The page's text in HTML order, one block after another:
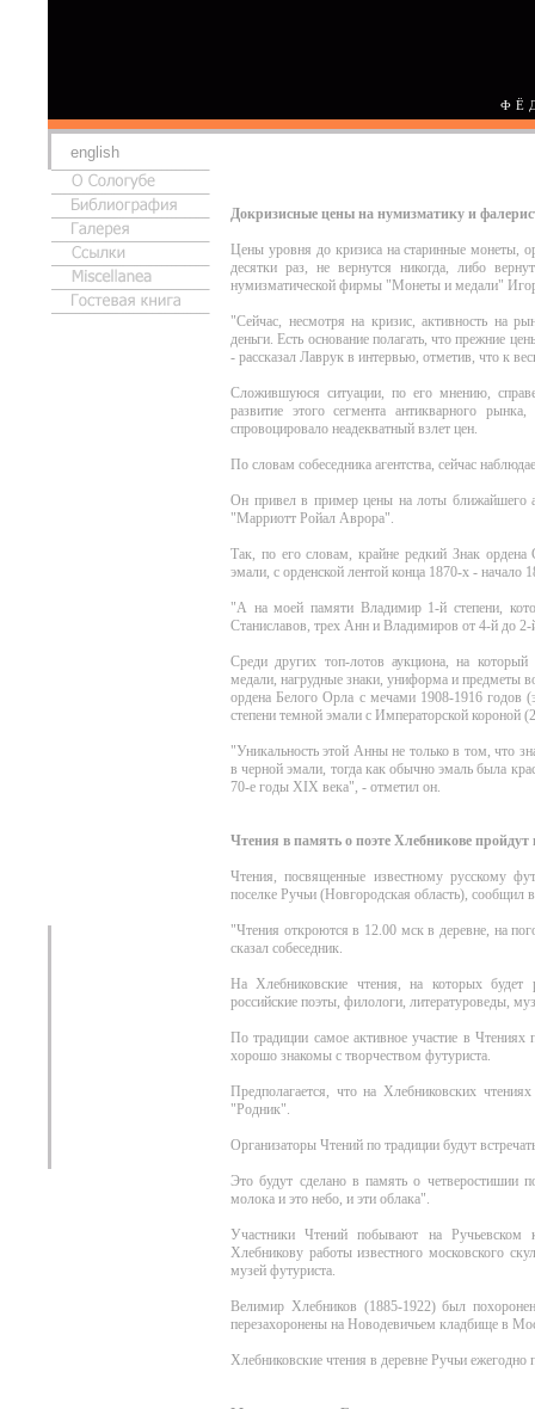
english
Докризисные цены на нумизматику и
Цены уровня до кризиса на старинные монеты,
десятки раз, не вернутся никогда, либо
нумизматической фирмы "Монеты и медали"
"Сейчас, несмотря на кризис, активность на
деньги. Есть основание полагать, что прежние
- рассказал Лаврук в интервью, отметив, что к
Сложившуюся ситуации, по его мнению,
развитие этого сегмента антикварного
спровоцировало неадекватный взлет цен.
По словам собеседника агентства, сейчас
Он привел в пример цены на лоты ближайшего
"Марриотт Ройал Аврора".
Так, по его словам, крайне редкий Знак ордена
эмали, с орденской лентой конца 1870-х - начало
"А на моей памяти Владимир 1-й степени,
Станиславов, трех Анн и Владимиров от 4-й до 2-
Среди других топ-лотов аукциона, на
медали, нагрудные знаки, униформа и предметы
ордена Белого Орла с мечами 1908-1916 годов
степени темной эмали с Императорской короной
"Уникальность этой Анны не только в том, что
в черной эмали, тогда как обычно эмаль была
70-е годы ХIХ века", - отметил он.
Чтения в память о поэте Хлебникове пройдут
Чтения, посвященные известному русскому
поселке Ручьи (Новгородская область), сообщил
"Чтения откроются в 12.00 мск в деревне, на
сказал собеседник.
На Хлебниковские чтения, на которых будет
российские поэты, филологи, литературоведы,
По традиции самое активное участие в
хорошо знакомы с творчеством футуриста.
Предполагается, что на Хлебниковских
"Родник".
Организаторы Чтений по традиции будут
Это будут сделано в память о четверостишии
молока и это небо, и эти облака".
Участники Чтений побывают на
Хлебникову работы известного московского
музей футуриста.
Велимир Хлебников (1885-1922) был
перезахоронены на Новодевичьем кладбище в
Хлебниковские чтения в деревне Ручьи ежегодно